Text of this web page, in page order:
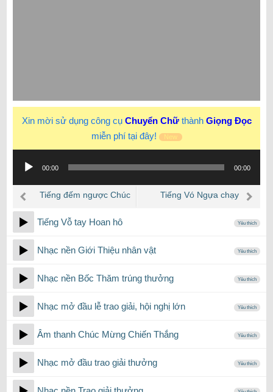
Xin mời sử dụng công cụ Chuyển Chữthành Giọng Đọc
miễn phí tại đây!
New
phát
âm
thanh
00:00 00:00
Tiếng đếm ngược Chúc
Bắn Pháo Hoa
Tiếng Vó Ngựa chạy
Tiếng Vỗ tay Hoan hô Yêu thích
Nhạc nền Giới Thiệu nhân vật Yêu thích
Nhạc nền Bốc Thăm trúng thưởng Yêu thích
Nhạc mở đầu lễ trao giải, hội nghị lớn Yêu thích
Âm thanh Chúc Mừng Chiến Thắng Yêu thích
Nhạc mở đầu trao giải thưởng Yêu thích